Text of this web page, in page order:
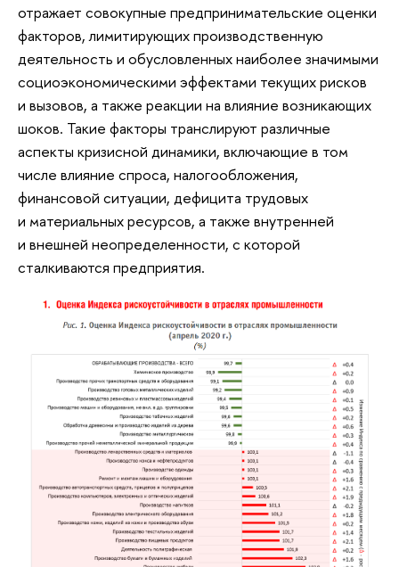
отражает совокупные предпринимательские оценки
факторов, лимитирующих производственную
деятельность и обусловленных наиболее значимыми
социоэкономическими эффектами текущих рисков
и вызовов, а также реакции на влияние возникающих
шоков. Такие факторы транслируют различные
аспекты кризисной динамики, включающие в том
числе влияние спроса, налогообложения,
финансовой ситуации, дефицита трудовых
и материальных ресурсов, а также внутренней
и внешней неопределенности, с которой
сталкиваются предприятия.